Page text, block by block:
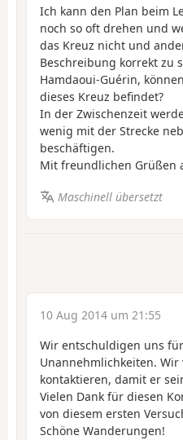
Ich kann den Plan beim
noch so oft drehen und
das Kreuz nicht und
Beschreibung korrekt zu
Hamdaoui-Guérin,
dieses Kreuz befindet?
In der Zwischenzeit
wenig mit der Strecke
beschäftigen.
Mit freundlichen Grüßen
Maschinell übersetzt
10 Aug 2014 um 21:55
Wir entschuldigen uns
Unannehmlichkeiten.
kontaktieren, damit er
Vielen Dank für diesen
von diesem ersten
Schöne Wanderungen!